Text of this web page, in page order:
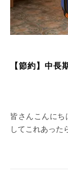
【節約】中長
皆さんこんにちは、 旅行や中長期で行かれる方の持ち物と
してこれあった